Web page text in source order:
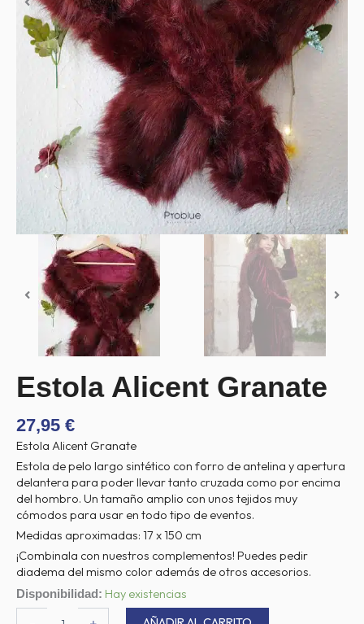
Estola Alicent Granate
27,95 €
Estola Alicent Granate
Estola de pelo largo sintético con forro de antelina y apertura
delantera para poder llevar tanto cruzada como por encima
del hombro. Un tamaño amplio con unos tejidos muy
cómodos para usar en todo tipo de eventos.
Medidas aproximadas: 17 x 150 cm
¡Combinala con nuestros complementos! Puedes pedir
diadema del mismo color además de otros accesorios.
Disponibilidad: Hay existencias
Estola
Alicent